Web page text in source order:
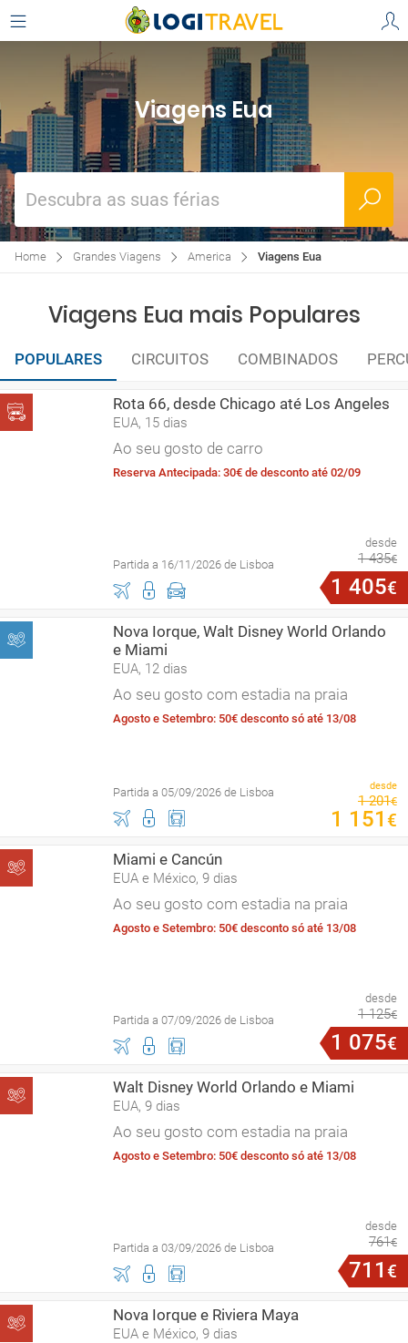
Viagens Eua
Descubra as suas férias
Home Grandes Viagens America Viagens Eua
Viagens Eua mais Populares
POPULARES CIRCUITOS COMBINADOS
Rota 66, desde Chicago até Los Angeles
EUA, 15 dias
Ao seu gosto de carro
Reserva Antecipada: 30€ de desconto até 02/09
Partida a 16/11/2026 de Lisboa
desde
1 435€
1 405€
Nova Iorque, Walt Disney World Orlando
e Miami
EUA, 12 dias
Ao seu gosto com estadia na praia
Agosto e Setembro: 50€ desconto só até 13/08
Partida a 05/09/2026 de Lisboa desde
1 201€
1 151 €
Miami e Cancún
EUA e México, 9 dias
Ao seu gosto com estadia na praia
Agosto e Setembro: 50€ desconto só até 13/08
Partida a 07/09/2026 de Lisboa
desde
1 125€
1 075€
Walt Disney World Orlando e Miami
EUA, 9 dias
Ao seu gosto com estadia na praia
Agosto e Setembro: 50€ desconto só até 13/08
Partida a 03/09/2026 de Lisboa
desde
761€
711 €
Nova Iorque e Riviera Maya
EUA e México, 9 dias